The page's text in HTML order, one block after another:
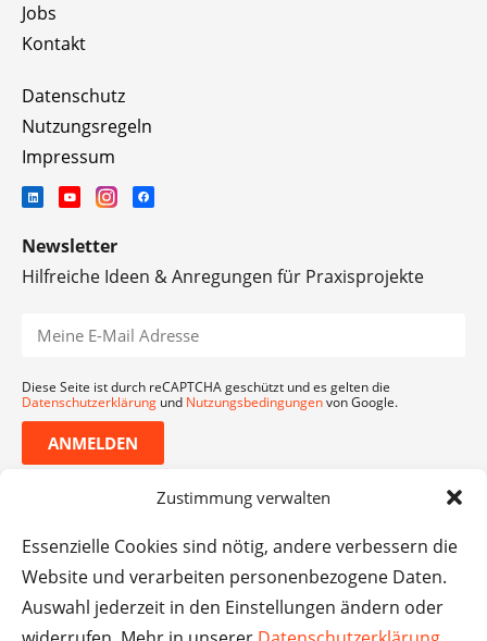
Zustimmung verwalten
Essenzielle Cookies sind nötig, andere verbessern die
Website und verarbeiten personenbezogene Daten.
Auswahl jederzeit in den Einstellungen ändern oder
Jobs
Kontakt
Datenschutz
Nutzungsregeln
Impressum
Newsletter
Hilfreiche Ideen & Anregungen für Praxisprojekte
Diese Seite ist durch reCAPTCHA geschützt und es gelten die
Datenschutzerklärung und Nutzungsbedingungenvon Google.
ANMELDEN